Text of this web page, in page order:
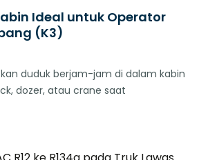
Ideal untuk Operator
(K3)
duduk berjam-jam di dalam kabin
dozer, atau crane saat